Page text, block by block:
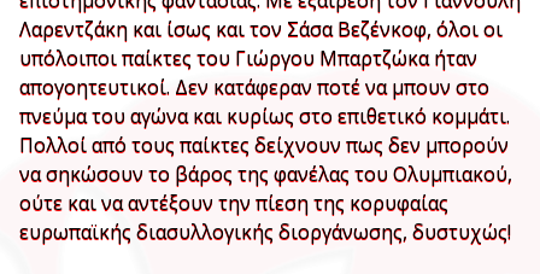
Λαρεντζάκη και ίσως και τον Σάσα Βεζένκοφ, όλοι οι
υπόλοιποι παίκτες του Γιώργου Μπαρτζώκα ήταν
απογοητευτικοί. Δεν κατάφεραν ποτέ να μπουν στο
πνεύμα του αγώνα και κυρίως στο επιθετικό κομμάτι.
Πολλοί από τους παίκτες δείχνουν πως δεν μπορούν
να σηκώσουν το βάρος της φανέλας του Ολυμπιακού,
ούτε και να αντέξουν την πίεση της κορυφαίας
ευρωπαϊκής διασυλλογικής διοργάνωσης, δυστυχώς!